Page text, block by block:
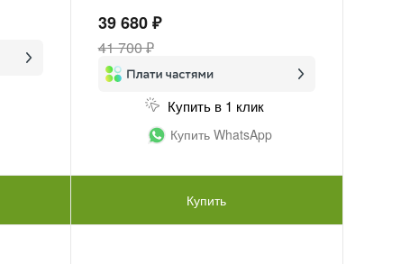
39 680 ₽
41 700 ₽
Купить в 1 клик
Купить WhatsApp
Купить